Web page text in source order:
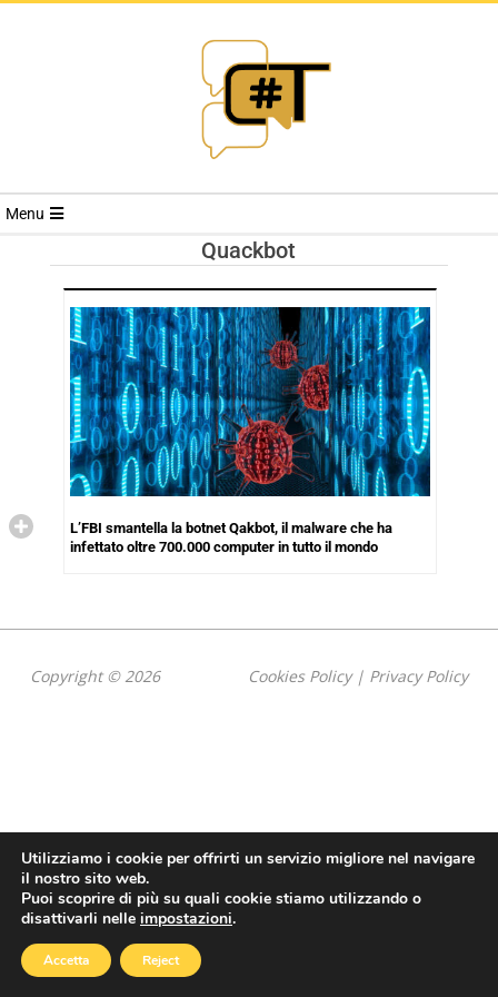
RIVISTA
TRENDS
Menu
Quackbot
L’FBI smantella la botnet Qakbot, il malware che ha
infettato oltre 700.000 computer in tutto il mondo
Copyright © 2026 Cookies Policy| Privacy Policy
Utilizziamo i cookie per offrirti un servizio migliore nel navigare
il nostro sito web.
Puoi scoprire di più su quali cookie stiamo utilizzando o
disattivarli nelle impostazioni.
Accetta Reject